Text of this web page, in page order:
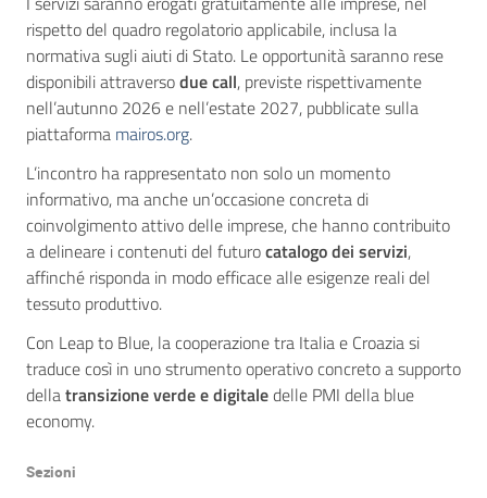
rispetto del quadro regolatorio applicabile, inclusa la
normativa sugli aiuti di Stato. Le opportunità saranno rese
disponibili attraversodue call, previste rispettivamente
nell’autunno 2026 e nell’estate 2027, pubblicate sulla
piattaforma mairos.org.
L’incontro ha rappresentato non solo un momento
informativo, ma anche un’occasione concreta di
coinvolgimento attivo delle imprese, che hanno contribuito
a delineare i contenuti del futurocatalogo dei servizi,
affinché risponda in modo efficace alle esigenze reali del
tessuto produttivo.
Con Leap to Blue, la cooperazione tra Italia e Croazia si
traduce così in uno strumento operativo concreto a supporto
dellatransizione verde e digitaledelle PMI della blue
economy.
Sezioni